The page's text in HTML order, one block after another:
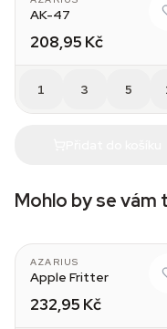
AK-47
208,95 Kč
1 3 5
Mohlo by se vám
AZARIUS
Apple Fritter
232,95 Kč